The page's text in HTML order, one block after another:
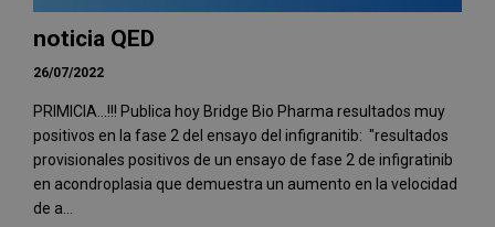
noticia QED
26/07/2022
PRIMICIA...!!! Publica hoy Bridge Bio Pharma resultados muy
positivos en la fase 2 del ensayo del infigranitib: "resultados
provisionales positivos de un ensayo de fase 2 de infigratinib
en acondroplasia que demuestra un aumento en la velocidad
de a...